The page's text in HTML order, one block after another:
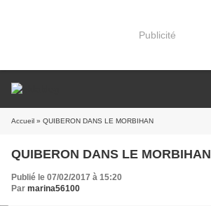
Publicité
Accueil » QUIBERON DANS LE MORBIHAN
QUIBERON DANS LE MORBIHAN
Publié le 07/02/2017 à 15:20
Par marina56100